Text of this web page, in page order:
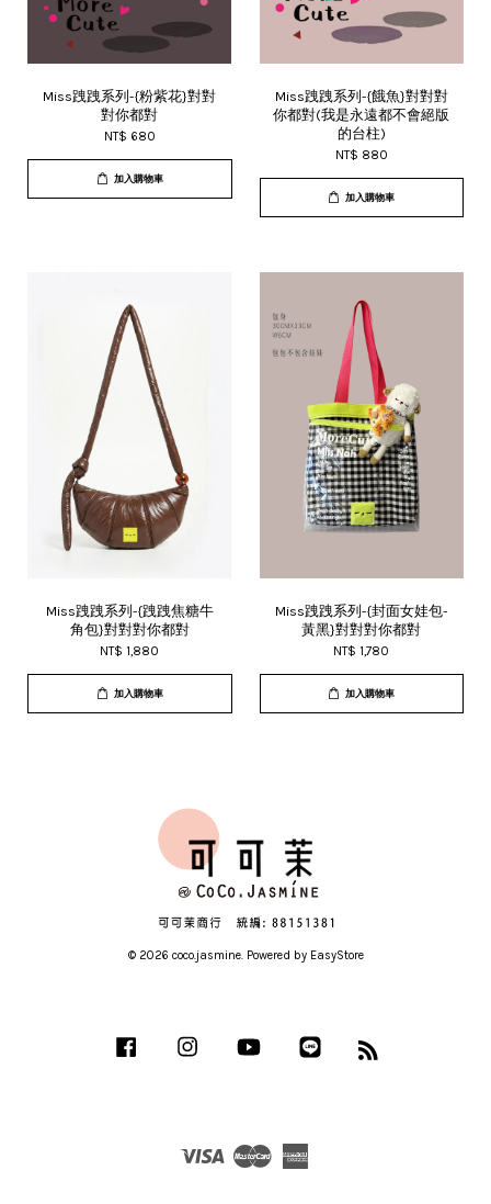
Miss跩跩系列-{粉紫花}對對
對你都對
NT$ 680
加入購物車
Miss跩跩系列-{餓魚}對對對
你都對(我是永遠都不會絕版
的台柱)
NT$ 880
加入購物車
Miss跩跩系列-{跩跩焦糖牛
角包}對對對你都對
NT$ 1,880
加入購物車
Miss跩跩系列-{封面女娃包-
黃黑}對對對你都對
NT$ 1,780
加入購物車
© 2026 coco.jasmine. Powered by EasyStore
Facebook Instagram YouTube
Visa Master